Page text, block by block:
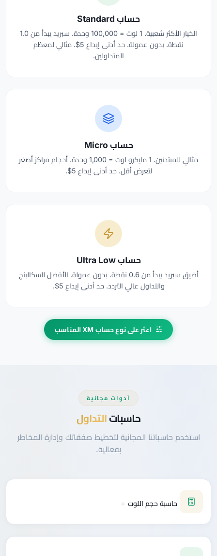
حساب Standard
الخيار الأكثر شعبية. 1 لوت = 100,000 وحدة. سبريد يبدأ من 1.0
نقطة. بدون عمولة. حد أدنى إيداع 5$. مثالي لمعظم
المتداولين.
حساب Micro
مثالي للمبتدئين. 1 مايكرو لوت = 1,000 وحدة. أحجام مراكز أصغر
لتعرض أقل. حد أدنى إيداع 5$.
حساب Ultra Low
أضيق سبريد يبدأ من 0.6 نقطة. بدون عمولة. الأفضل للسكالبنج
والتداول عالي التردد. حد أدنى إيداع 5$.
اعثر على نوع حساب XM المناسب
أدوات مجانية
حاسبات التداول
استخدم حاسباتنا المجانية لتخطيط صفقاتك وإدارة المخاطر
بفعالية.
حاسبة حجم اللوت